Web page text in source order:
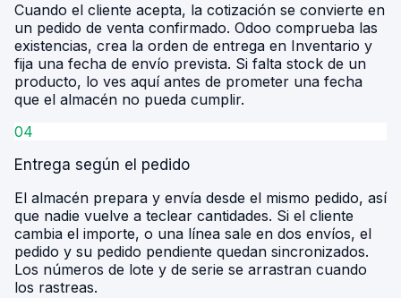
Cuando el cliente acepta, la cotización se convierte en
un pedido de venta confirmado. Odoo comprueba las
existencias, crea la orden de entrega en Inventario y
fija una fecha de envío prevista. Si falta stock de un
producto, lo ves aquí antes de prometer una fecha
que el almacén no pueda cumplir.
04
Entrega según el pedido
El almacén prepara y envía desde el mismo pedido, así
que nadie vuelve a teclear cantidades. Si el cliente
cambia el importe, o una línea sale en dos envíos, el
pedido y su pedido pendiente quedan sincronizados.
Los números de lote y de serie se arrastran cuando
los rastreas.